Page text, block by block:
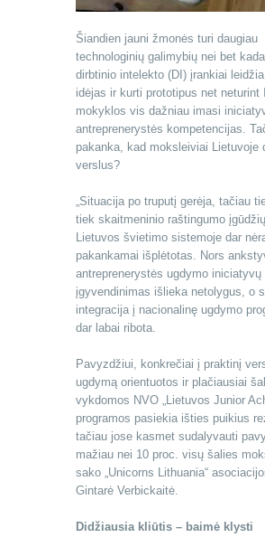
Šiandien jauni žmonės turi daugiau
technologinių galimybių nei bet
dirbtinio intelekto (DI) įrankiai
idėjas ir kurti prototipus net neturint
mokyklos vis dažniau imasi
antreprenerystės kompetencijas.
pakanka, kad moksleiviai Lietuvoje
verslus?
„Situacija po truputį gerėja, tačiau
tiek skaitmeninio raštingumo
Lietuvos švietimo sistemoje dar
pakankamai išplėtotas. Nors
antreprenerystės ugdymo iniciatyvų
įgyvendinimas išlieka netolygus, o
integracija į nacionalinę ugdymo
dar labai ribota.
Pavyzdžiui, konkrečiai į praktinį
ugdymą orientuotos ir plačiausiai
vykdomos NVO „Lietuvos Junior
programos pasiekia išties puikius
tačiau jose kasmet sudalyvauti
mažiau nei 10 proc. visų šalies
sako „Unicorns Lithuania“
Gintarė Verbickaitė.
Didžiausia kliūtis – baimė klysti